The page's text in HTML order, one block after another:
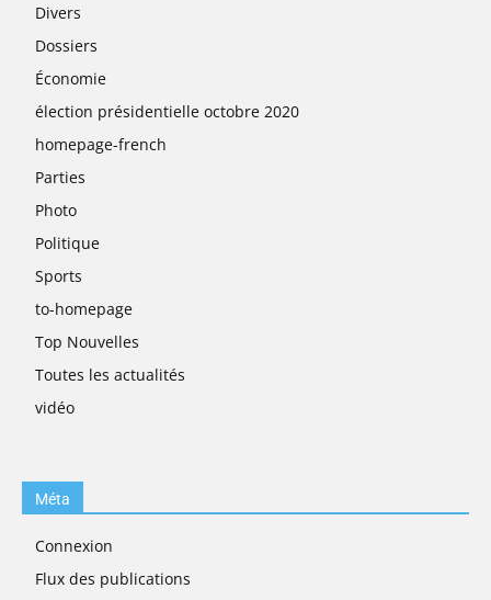
Divers
Dossiers
Économie
élection présidentielle octobre 2020
homepage-french
Parties
Photo
Politique
Sports
to-homepage
Top Nouvelles
Toutes les actualités
vidéo
Méta
Connexion
Flux des publications